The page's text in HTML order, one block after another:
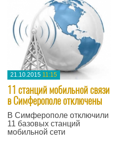
21.10.2015 11:15
11 станций мобильной связи
в Симферополе отключены
В Симферополе отключили
11 базовых станций
мобильной сети